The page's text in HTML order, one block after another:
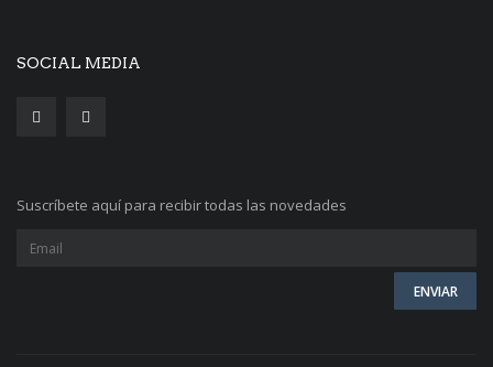
SOCIAL MEDIA
Suscríbete aquí para recibir todas las novedades